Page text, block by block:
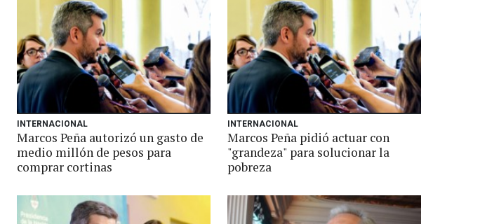
INTERNACIONAL
Marcos Peña autorizó un gasto de
medio millón de pesos para
comprar cortinas
INTERNACIONAL
Marcos Peña pidió actuar con
"grandeza" para solucionar la
pobreza